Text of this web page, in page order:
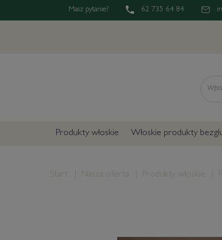
Masz pytanie? 62 735 64 84
Produkty włoskie Włoskie produkty
Start Nasza oferta Produkty włoskie